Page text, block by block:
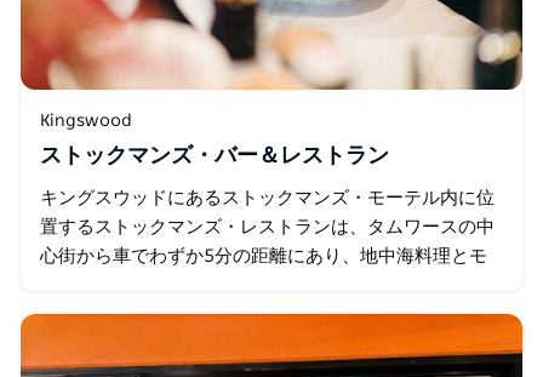
Kingswood
ストックマンズ・バー＆レストラン
キングスウッドにあるストックマンズ・モーテル内に位
置するストックマンズ・レストランは、タムワースの中
心街から車でわずか5分の距離にあり、地中海料理とモ
ックの風味が楽しめる魅力的なレストランです…